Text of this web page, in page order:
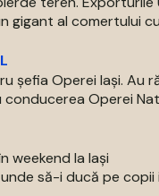
gigant al comertului
șefia Operei Iași. Au
Operei
weekend la Iași
să-i ducă pe copii